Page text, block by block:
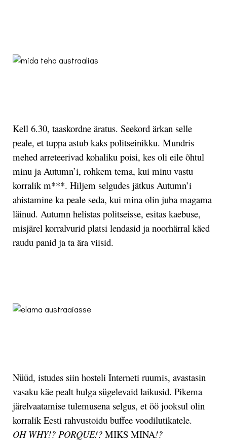
Kell 6.30, taaskordne äratus. Seekord ärkan selle
peale, et tuppa astub kaks politseinikku. Mundris
mehed arreteerivad kohaliku poisi, kes oli eile õhtul
minu ja Autumn’i, rohkem tema, kui minu vastu
korralik m***. Hiljem selgudes jätkus Autumn’i
ahistamine ka peale seda, kui mina olin juba magama
läinud. Autumn helistas politseisse, esitas kaebuse,
misjärel korralvurid platsi lendasid ja noorhärral käed
raudu panid ja ta ära viisid.
Nüüd, istudes siin hosteli Interneti ruumis, avastasin
vasaku käe pealt hulga sügelevaid laikusid. Pikema
järelvaatamise tulemusena selgus, et öö jooksul olin
korralik Eesti rahvustoidu buffee voodilutikatele.
OH WHY!? PORQUE!? MIKS MINA!?